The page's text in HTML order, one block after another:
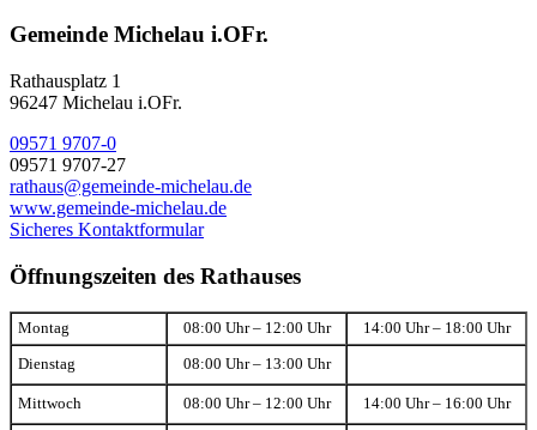
Gemeinde Michelau i.OFr.
Rathausplatz 1
96247 Michelau i.OFr.
09571 9707-0
09571 9707-27
rathaus@gemeinde-michelau.de
www.gemeinde-michelau.de
Sicheres Kontaktformular
Öffnungszeiten des Rathauses
Montag 08:00 Uhr – 12:00 Uhr 14:00 Uhr – 18:00 Uhr
Dienstag 08:00 Uhr – 13:00 Uhr
Mittwoch 08:00 Uhr – 12:00 Uhr 14:00 Uhr – 16:00 Uhr